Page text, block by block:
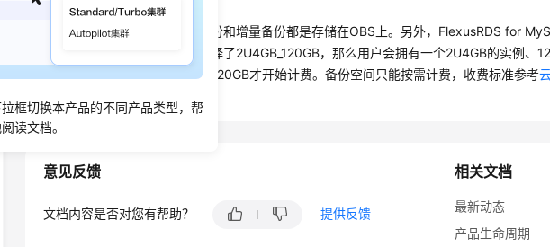
框切换本产品的不同产品类型，帮
读文档。
Flexus云数据库RDS 的全量备份和增量备份都是存储在OBS上。另外， FlexusRDS for
用户购买实例套餐时，规格选择了2U4GB_120GB，那么用户会拥有一个2U4GB的实例、
有的备份数据合计，只有超过120GB才开始计费。备份空间只能按需计费，收费标准参考
相关文档
最新动态
产品生命周期
意见反馈
文档内容是否对您有帮助？ 提供反馈